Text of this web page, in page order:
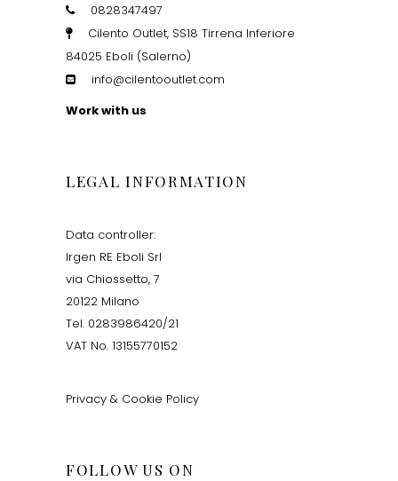
0828347497
Cilento Outlet, SS18 Tirrena Inferiore
84025 Eboli (Salerno)
info@cilentooutlet.com
Work with us
LEGAL INFORMATION
Data controller:
Irgen RE Eboli Srl
via Chiossetto, 7
20122 Milano
Tel. 0283986420/21
VAT No. 13155770152
Privacy & Cookie Policy
FOLLOW US ON